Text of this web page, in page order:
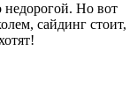
недорогой. Но вот
сайдинг стоит,